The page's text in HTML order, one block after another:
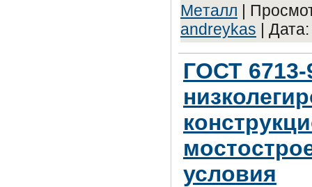
Meтaлл |
andreykas |
ГОСТ 6713-
условия